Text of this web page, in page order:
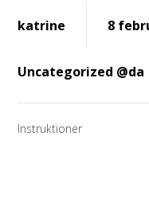
katrine 8
Uncategorized @da
Instruktioner